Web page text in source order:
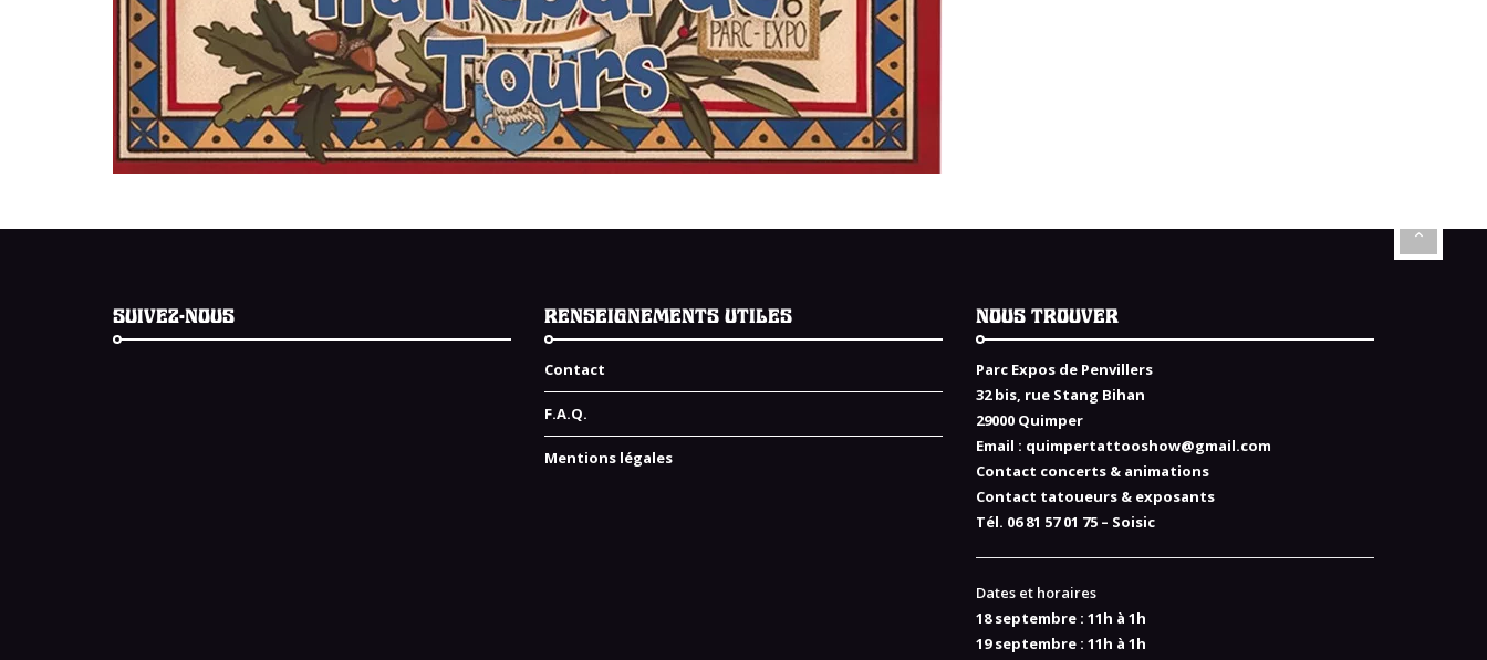
SUIVEZ-NOUS RENSEIGNEMENTS UTILES
Contact
F.A.Q.
Mentions légales
NOUS TROUVER
Parc Expos de Penvillers
32 bis, rue Stang Bihan
29000 Quimper
Email : quimpertattooshow@gmail.com
Contact concerts & animations
Contact tatoueurs & exposants
Tél. 06 81 57 01 75 – Soisic
Dates et horaires
18 septembre : 11h à 1h
19 septembre : 11h à 1h